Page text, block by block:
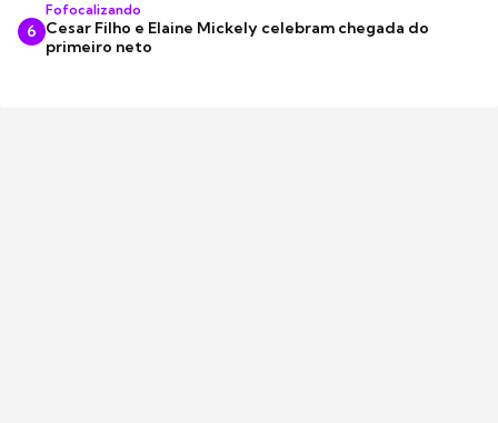
6
Fofocalizando
Cesar Filho e Elaine Mickely celebram chegada do
primeiro neto